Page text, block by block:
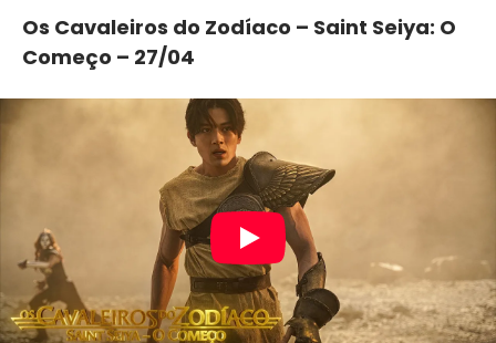
Os Cavaleiros do Zodíaco – Saint Seiya: O
Começo – 27/04